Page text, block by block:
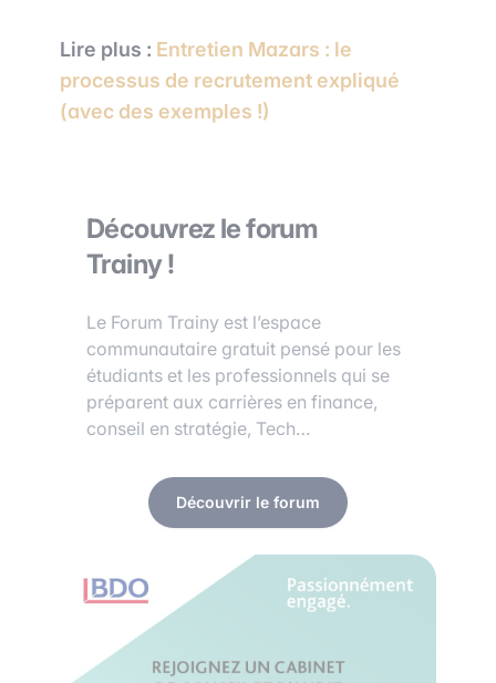
Lire plus : Entretien Mazars : le
processus de recrutement expliqué
(avec des exemples !)
Découvrez le forum
Trainy !
Le Forum Trainy est l’espace
communautaire gratuit pensé pour les
étudiants et les professionnels qui se
préparent aux carrières en finance,
conseil en stratégie, Tech…
Découvrir le forum